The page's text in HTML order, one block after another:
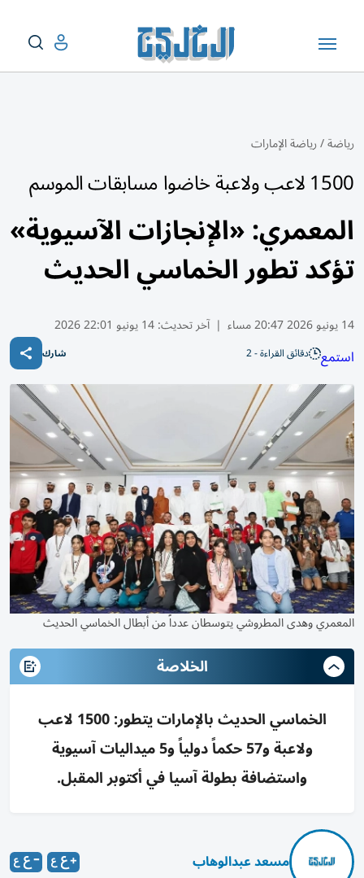
رياضة/رياضة الإمارات
1500 لاعب ولاعبة خاضوا مسابقات الموسم
المعمري: «الإنجازات الآسيوية»
تؤكد تطور الخماسي الحديث
14 يونيو 2026 20:47 مساء | آخر تحديث:14 يونيو 22:01 2026
استمع دقائق القراءة - 2 شارك
المعمري وهدى المطروشي يتوسطان عدداً من أبطال الخماسي الحديث
الخلاصة
الخماسي الحديث بالإمارات يتطور: 1500 لاعب
ولاعبة و57 حكماً دولياً و5 ميداليات آسيوية
واستضافة بطولة آسيا في أكتوبر المقبل.
مسعد عبدالوهاب